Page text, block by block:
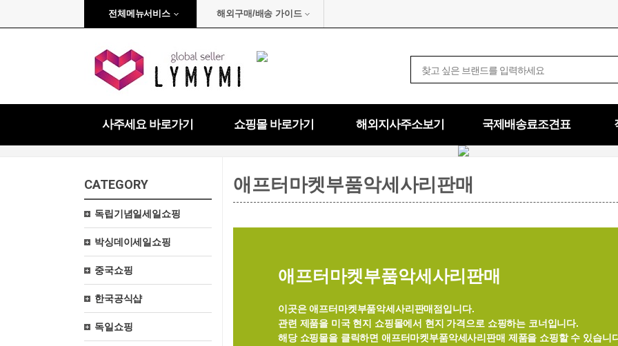
전체메뉴서비스 해외구매/배송 가이드
사주세요 바로가기 쇼핑몰 바로가기 해외지사주소보기 국제배송료조견표
CATEGORY
독립기념일세일쇼핑
박싱데이세일쇼핑
중국쇼핑
한국공식샵
독일쇼핑
애프터마켓부품악세사리판매
애프터마켓부품악세사리판매
이곳은 애프터마켓부품악세사리판매점입니다.
관련 제품을 미국 현지 쇼핑몰에서 현지 가격으로 쇼핑하는 코너입니다.
해당 쇼핑몰을 클릭하면 애프터마켓부품악세사리판매 제품을 쇼핑할 수 있습니